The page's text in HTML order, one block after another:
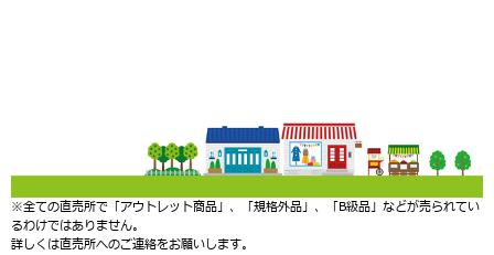
※全ての直売所で「アウトレット商品」、「規格外品」、「B級品」などが売られてい
るわけではありません。
詳しくは直売所へのご連絡をお願いします。